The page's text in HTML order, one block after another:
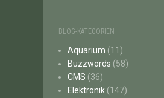
BLOG-KATEGORIEN
Aquarium (11)
Buzzwords (58)
CMS (36)
Elektronik (147)